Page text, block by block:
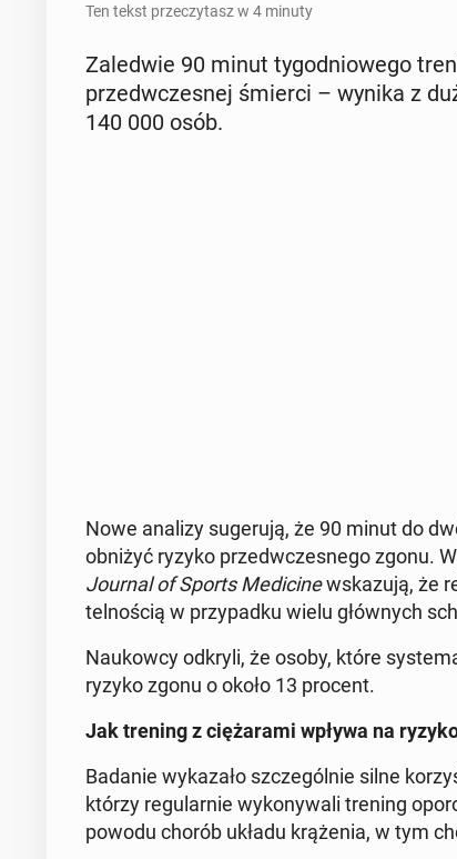
Ten tekst przeczytasz w 4 minuty
Za­le­d­wie 90 minut ty­go­dnio­we­go
przed­wcze­snej śmierci – wynika z
140 000 osób.
Nowe analizy su­ge­ru­ją, że 90 minut do
obniżyć ryzyko przed­wcze­sne­go zgonu.
Journal of Sports Me­di­ci­newska­zu­ją, że
tel­no­ścią w przy­pad­ku wielu głów­nych
Na­ukow­cy odkryli, że osoby, które
ryzyko zgonu o około 13 procent.
Jak trening z cię­ża­ra­mi wpływa na
Badanie wy­ka­za­ło szcze­gól­nie silne
którzy re­gu­lar­nie wy­ko­ny­wa­li trening
powodu chorób układu krą­że­nia, w tym